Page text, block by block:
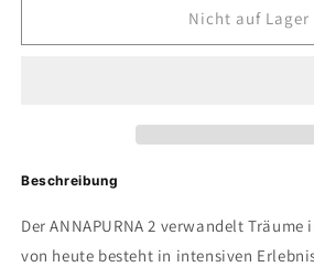
U-
U-
Nicht auf Lager
Beschreibung
Der ANNAPURNA 2 verwandelt
von heute besteht in intensiven